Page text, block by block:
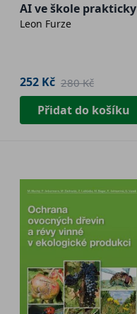
AI ve škole prakticky
Leon Furze
252 Kč 280 Kč
Přidat do košíku